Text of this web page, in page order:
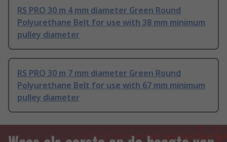
RS PRO 30 m 4 mm diameter Green Round
Polyurethane Belt for use with 38 mm minimum
pulley diameter
RS PRO 30 m 7 mm diameter Green Round
Polyurethane Belt for use with 67 mm minimum
pulley diameter